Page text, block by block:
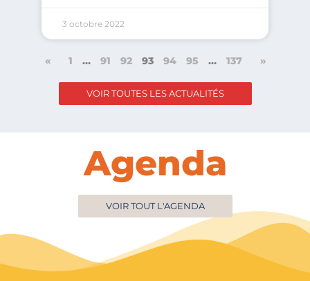
3 octobre 2022
« 1 … 91 92 93 94 95 … 137 »
VOIR TOUTES LES ACTUALITÉS
Agenda
VOIR TOUT L'AGENDA